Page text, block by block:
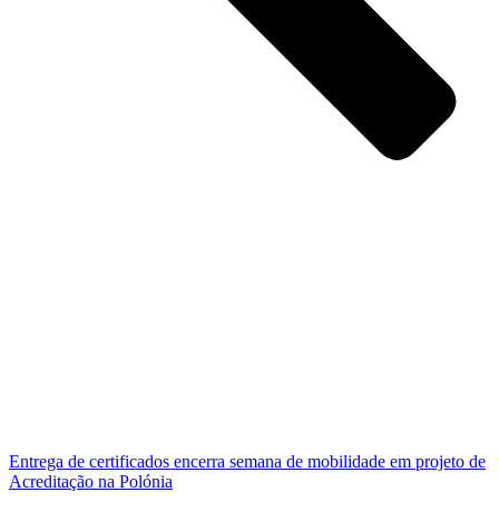
Entrega de certificados encerra semana de mobilidade em projeto de
Acreditação na Polónia